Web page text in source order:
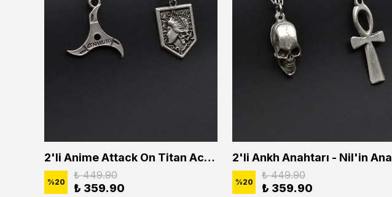
2'li Anime Attack On Titan Acrylic Maria Anime Naruto Erkek Kadın Kolye Seti
%20
₺ 449.90
₺ 359.90 %20
₺ 449.90
₺ 359.90